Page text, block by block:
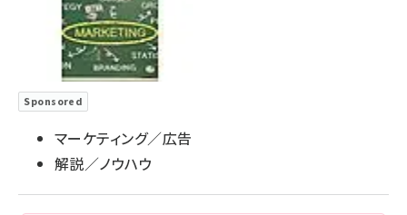
Sponsored
マーケティング／広告
解説／ノウハウ